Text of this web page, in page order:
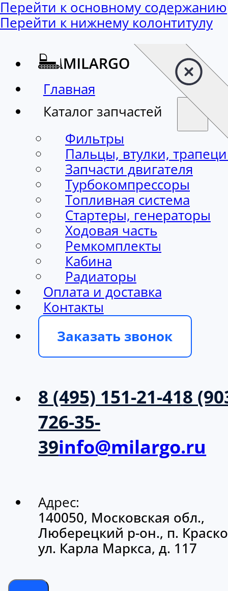
Перейти к основному содержанию
Перейти к нижнему колонтитулу
Главная
Каталог запчастей
Фильтры
Пальцы, втулки,
Запчасти двигателя
Турбокомпрессоры
Топливная система
Стартеры, генераторы
Ходовая часть
Ремкомплекты
Кабина
Радиаторы
Оплата и доставка
Контакты
Заказать звонок
8 (495) 151-21-418
726-35-
39info@milargo.ru
Адрес:
140050, Московская обл.,
Люберецкий р-он., п.
ул. Карла Маркса, д. 117